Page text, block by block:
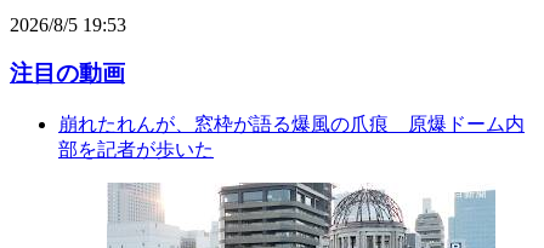
2026/8/5 19:53
注目の動画
崩れたれんが、窓枠が語る爆風の爪痕 原爆ドーム内
部を記者が歩いた